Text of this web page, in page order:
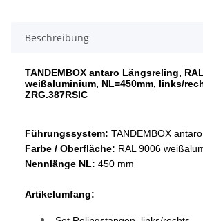
Beschreibung
TANDEMBOX antaro Längsreling,
weißaluminium, NL=450mm, links/
ZRG.387RSIC
Führungssystem: TANDEMBOX antaro
Farbe / Oberfläche: RAL 9006
Nennlänge NL: 450 mm
Artikelumfang: